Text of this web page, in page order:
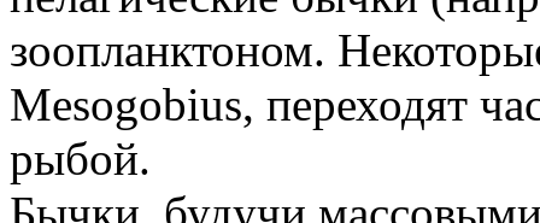
зоопланктоном.
Mesogobius, переходят
рыбой.